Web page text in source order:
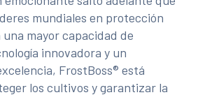
mundiales en protección
mayor capacidad de
innovadora y un
FrostBoss® está
los cultivos y garantizar la